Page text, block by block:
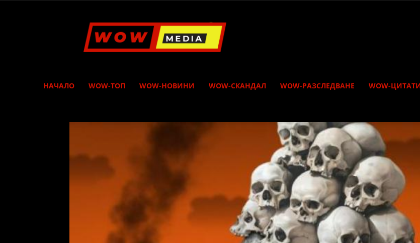
Media
НАЧАЛО WOW-ТОП WOW-НОВИНИ WOW-СКАНДАЛ WOW-РАЗСЛЕДВАНЕ WOW-